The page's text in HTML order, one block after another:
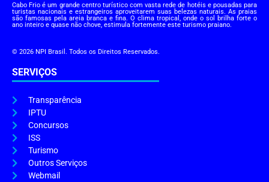
Cabo Frio é um grande centro turístico com vasta rede de hotéis e pousadas para
turistas nacionais e estrangeiros aproveitarem suas belezas naturais. As praias
são famosas pela areia branca e fina. O clima tropical, onde o sol brilha forte o
ano inteiro e quase não chove, estimula fortemente este turismo praiano.
© 2026 NPI Brasil. Todos os Direitos Reservados.
SERVIÇOS
Transparência
IPTU
Concursos
ISS
Turismo
Outros Serviços
Webmail